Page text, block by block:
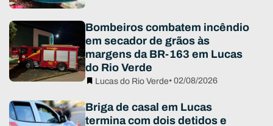
Bombeiros combatem incêndio
em secador de grãos às
margens da BR-163 em Lucas
do Rio Verde
Lucas do Rio Verde• 02/08/2026
Briga de casal em Lucas
termina com dois detidos e